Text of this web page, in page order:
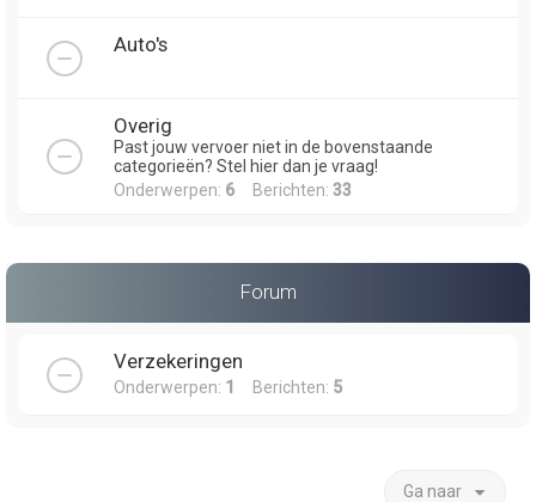
Auto's
Overig
Past jouw vervoer niet in de bovenstaande
categorieën? Stel hier dan je vraag!
Onderwerpen: 6 Berichten: 33
Forum
Verzekeringen
Onderwerpen: 1 Berichten: 5
Ga naar